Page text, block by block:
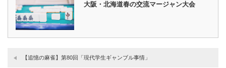
大阪・北海道春の交流マージャン大会
【追憶の麻雀】第80回「現代学生ギャンブル事情」